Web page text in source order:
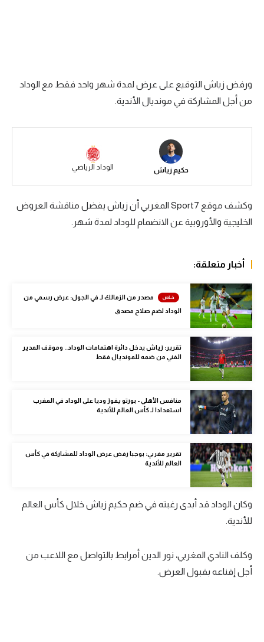
سعودي في الجول
الدوري الإنجليزي
دوري أبطال أوروبا
رياضات أخرى
كرة السلة الأمريكية
كرة سلة
كرة يد
كرة طائرة
الوطن العربي
رياضة نسائية
آسيا
أمريكا
ركن الألعاب
أقسام خاصة
ميركاتو
ورفض زياش التوقيع على عرض لمدة شهر واحد فقط مع الوداد
من أجل المشاركة في مونديال الأندية.
حكيم زياش الوداد الرياضي
وكشف موقع Sport7 المغربي أن زياش يفضل مناقشة العروض
الخليجية والأوروبية عن الانضمام للوداد لمدة شهر.
أخبار متعلقة:
مصدر من الزمالك لـ في الجول: عرض رسمي من
الوداد لضم صلاح مصدق
تقرير: زياش يدخل دائرة اهتمامات الوداد.. وموقف المدير
الفني من ضمه للمونديال فقط
منافس الأهلي - بورتو يفوز وديا على الوداد في المغرب
استعدادا لـ كأس العالم للأندية
تقرير مغربي: بوجبا رفض عرض الوداد للمشاركة في كأس
العالم للأندية
وكان الوداد قد أبدى رغبته في ضم حكيم زياش خلال كأس العالم
للأندية.
وكلف النادي المغربي، نور الدين أمرابط بالتواصل مع اللاعب من
أجل إقناعه بقبول العرض.